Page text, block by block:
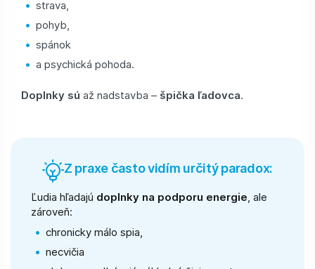
strava,
pohyb,
spánok
a psychická pohoda.
Doplnky sú až nadstavba – špička ľadovca.
Z praxe často vidím určitý paradox:
Ľudia hľadajú doplnky na podporu energie , ale
zároveň:
chronicky málo spia,
necvičia